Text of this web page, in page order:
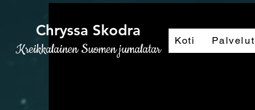
Chryssa Skodra
Kreikkalainen Suomen jumalatar
Koti Palvelut